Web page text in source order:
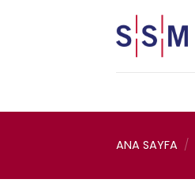
ANA SAYFA /